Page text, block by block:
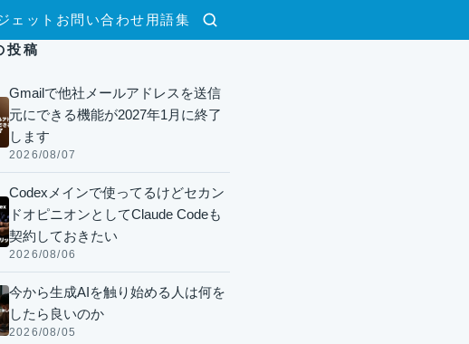
検索
ェット お問い合わせ 用語集
投稿
Gmailで他社メールアドレスを送信
元にできる機能が2027年1月に終了
します
2026/08/07
Codexメインで使ってるけどセカン
ドオピニオンとしてClaude Codeも
契約しておきたい
2026/08/06
今から生成AIを触り始める人は何を
したら良いのか
2026/08/05